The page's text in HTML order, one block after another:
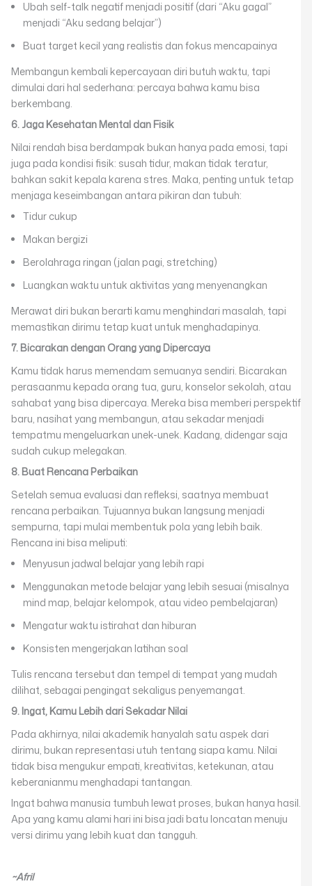
Ubah self-talk negatif menjadi positif (dari “Aku gagal”
menjadi “Aku sedang belajar”)
Buat target kecil yang realistis dan fokus mencapainya
Membangun kembali kepercayaan diri butuh waktu, tapi
dimulai dari hal sederhana: percaya bahwa kamu bisa
berkembang.
6. Jaga Kesehatan Mental dan Fisik
Nilai rendah bisa berdampak bukan hanya pada emosi, tapi
juga pada kondisi fisik: susah tidur, makan tidak teratur,
bahkan sakit kepala karena stres. Maka, penting untuk tetap
menjaga keseimbangan antara pikiran dan tubuh:
Tidur cukup
Makan bergizi
Berolahraga ringan (jalan pagi, stretching)
Luangkan waktu untuk aktivitas yang menyenangkan
Merawat diri bukan berarti kamu menghindari masalah, tapi
memastikan dirimu tetap kuat untuk menghadapinya.
7. Bicarakan dengan Orang yang Dipercaya
Kamu tidak harus memendam semuanya sendiri. Bicarakan
perasaanmu kepada orang tua, guru, konselor sekolah, atau
sahabat yang bisa dipercaya. Mereka bisa memberi perspektif
baru, nasihat yang membangun, atau sekadar menjadi
tempatmu mengeluarkan unek-unek. Kadang, didengar saja
sudah cukup melegakan.
8. Buat Rencana Perbaikan
Setelah semua evaluasi dan refleksi, saatnya membuat
rencana perbaikan. Tujuannya bukan langsung menjadi
sempurna, tapi mulai membentuk pola yang lebih baik.
Rencana ini bisa meliputi:
Menyusun jadwal belajar yang lebih rapi
Menggunakan metode belajar yang lebih sesuai (misalnya
mind map, belajar kelompok, atau video pembelajaran)
Mengatur waktu istirahat dan hiburan
Konsisten mengerjakan latihan soal
Tulis rencana tersebut dan tempel di tempat yang mudah
dilihat, sebagai pengingat sekaligus penyemangat.
9. Ingat, Kamu Lebih dari Sekadar Nilai
Pada akhirnya, nilai akademik hanyalah satu aspek dari
dirimu, bukan representasi utuh tentang siapa kamu. Nilai
tidak bisa mengukur empati, kreativitas, ketekunan, atau
keberanianmu menghadapi tantangan.
Ingat bahwa manusia tumbuh lewat proses, bukan hanya hasil.
Apa yang kamu alami hari ini bisa jadi batu loncatan menuju
versi dirimu yang lebih kuat dan tangguh.
~Afril